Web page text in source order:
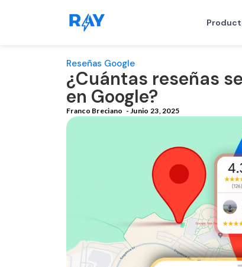
Reseñas Google
¿Cuántas reseñas
en Google?
Franco Breciano - Junio 23, 2025